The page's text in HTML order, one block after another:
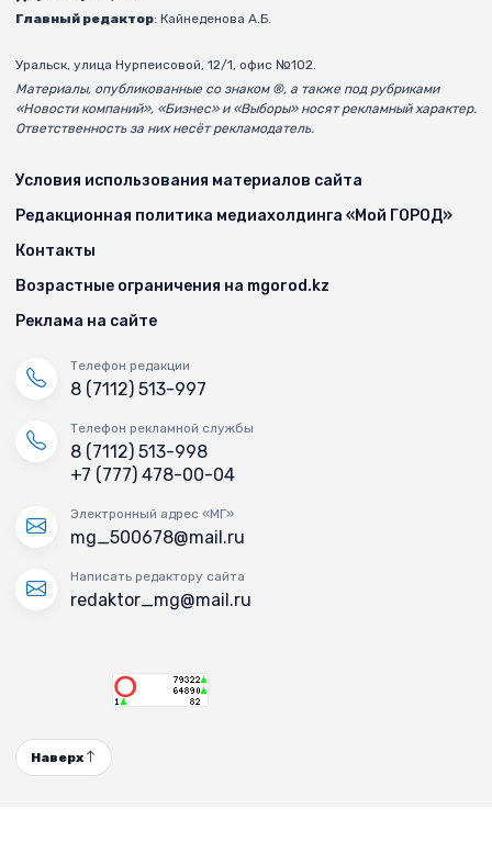
Главный редактор: Кайнеденова А.Б.
Уральск, улица Нурпеисовой, 12/1, офис №102.
Материалы, опубликованные со знаком ®, а также под рубриками
«Новости компаний», «Бизнес» и «Выборы» носят рекламный характер.
Ответственность за них несёт рекламодатель.
Условия использования материалов сайта
Редакционная политика медиахолдинга «Мой ГОРОД»
Контакты
Возрастные ограничения на mgorod.kz
Реклама на сайте
Телефон редакции
8 (7112) 513-997
Телефон рекламной службы
8 (7112) 513-998
+7 (777) 478-00-04
Электронный адрес «МГ»
mg_500678@mail.ru
Написать редактору сайта
redaktor_mg@mail.ru
Наверх